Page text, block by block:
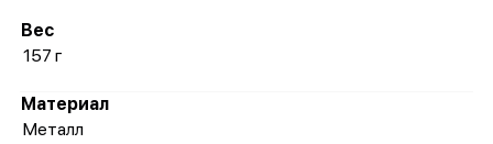
Вес
157 г
Материал
Металл